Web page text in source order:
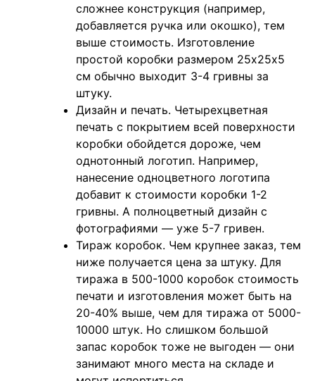
сложнее конструкция (например,
добавляется ручка или окошко), тем
выше стоимость. Изготовление
простой коробки размером 25х25х5
см обычно выходит 3-4 гривны за
штуку.
Дизайн и печать. Четырехцветная
печать с покрытием всей поверхности
коробки обойдется дороже, чем
однотонный логотип. Например,
нанесение одноцветного логотипа
добавит к стоимости коробки 1-2
гривны. А полноцветный дизайн с
фотографиями — уже 5-7 гривен.
Тираж коробок. Чем крупнее заказ, тем
ниже получается цена за штуку. Для
тиража в 500-1000 коробок стоимость
печати и изготовления может быть на
20-40% выше, чем для тиража от 5000-
10000 штук. Но слишком большой
запас коробок тоже не выгоден — они
занимают много места на складе и